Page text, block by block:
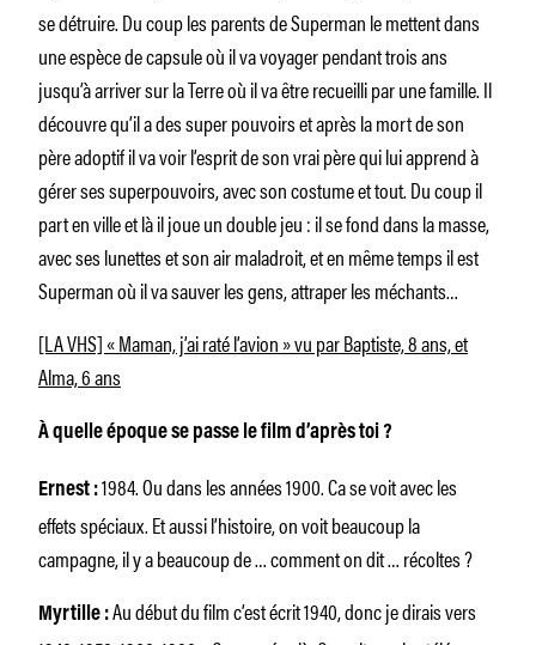
se détruire. Du coup les parents de Superman le mettent dans
une espèce de capsule où il va voyager pendant trois ans
jusqu’à arriver sur la Terre où il va être recueilli par une famille. Il
découvre qu’il a des super pouvoirs et après la mort de son
père adoptif il va voir l’esprit de son vrai père qui lui apprend à
gérer ses superpouvoirs, avec son costume et tout. Du coup il
part en ville et là il joue un double jeu : il se fond dans la masse,
avec ses lunettes et son air maladroit, et en même temps il est
Superman où il va sauver les gens, attraper les méchants…
[LA VHS] « Maman, j’ai raté l’avion » vu par Baptiste, 8 ans, et
Alma, 6 ans
À quelle époque se passe le film d’après toi ?
Ernest :1984. Ou dans les années 1900. Ca se voit avec les
effets spéciaux. Et aussi l’histoire, on voit beaucoup la
campagne, il y a beaucoup de … comment on dit … récoltes ?
Myrtille :Au début du film c’est écrit 1940, donc je dirais vers